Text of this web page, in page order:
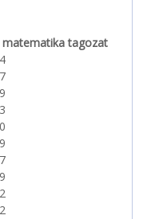
tagozat